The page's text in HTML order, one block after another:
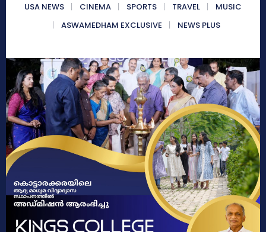
USA NEWS CINEMA SPORTS TRAVEL
MUSIC
ASWAMEDHAM EXCLUSIVE
NEWS PLUS